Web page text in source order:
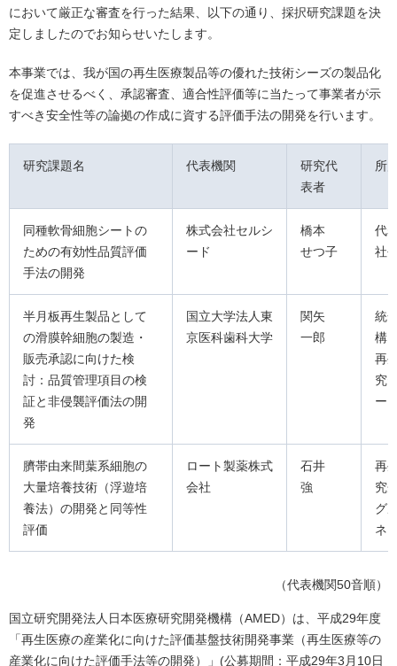
において厳正な審査を行った結果、以下の通り、採択研究課題を決
定しましたのでお知らせいたします。
本事業では、我が国の再生医療製品等の優れた技術シーズの製品化
を促進させるべく、承認審査、適合性評価等に当たって事業者が示
すべき安全性等の論拠の作成に資する評価手法の開発を行います。
研究課題名 代表機関
研究代
表者
所
同種軟骨細胞シートの
ための有効性品質評価
手法の開発
株式会社セルシ
ード
橋本
せつ子
代
社
半月板再生製品として
の滑膜幹細胞の製造・
販売承認に向けた検
討：品質管理項目の検
証と非侵襲評価法の開
発
国立大学法人東
京医科歯科大学
関矢
一郎
統
構
再
究
ー
臍帯由来間葉系細胞の
大量培養技術（浮遊培
養法）の開発と同等性
評価
ロート製薬株式
会社
石井
強
再
究
グ
ネ
（代表機関50音順）
国立研究開発法人日本医療研究開発機構（AMED）は、平成29年度
「再生医療の産業化に向けた評価基盤技術開発事業（再生医療等の
産業化に向けた評価手法等の開発）」(公募期間：平成29年3月10日